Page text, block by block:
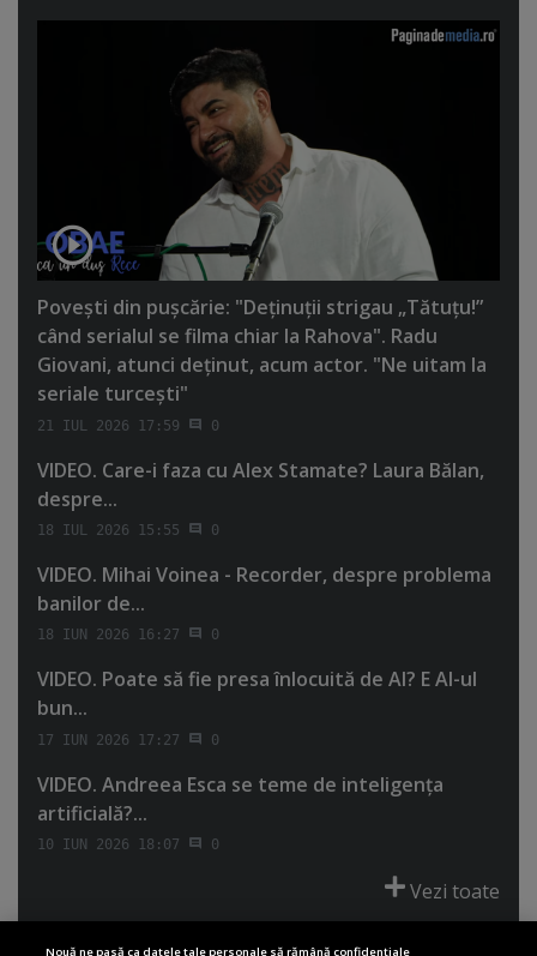
Poveşti din puşcărie: "Deţinuţii strigau „Tătuţu!”
când serialul se filma chiar la Rahova". Radu
Giovani, atunci deţinut, acum actor. "Ne uitam la
seriale turceşti"
21 IUL 2026 17:59 0
VIDEO. Care-i faza cu Alex Stamate? Laura Bălan,
despre...
18 IUL 2026 15:55 0
VIDEO. Mihai Voinea - Recorder, despre problema
banilor de...
18 IUN 2026 16:27 0
VIDEO. Poate să fie presa înlocuită de AI? E AI-ul
bun...
17 IUN 2026 17:27 0
VIDEO. Andreea Esca se teme de inteligenţa
artificială?...
10 IUN 2026 18:07 0
Vezi toate
Nouă ne pasă ca datele tale personale să rămână confidențiale